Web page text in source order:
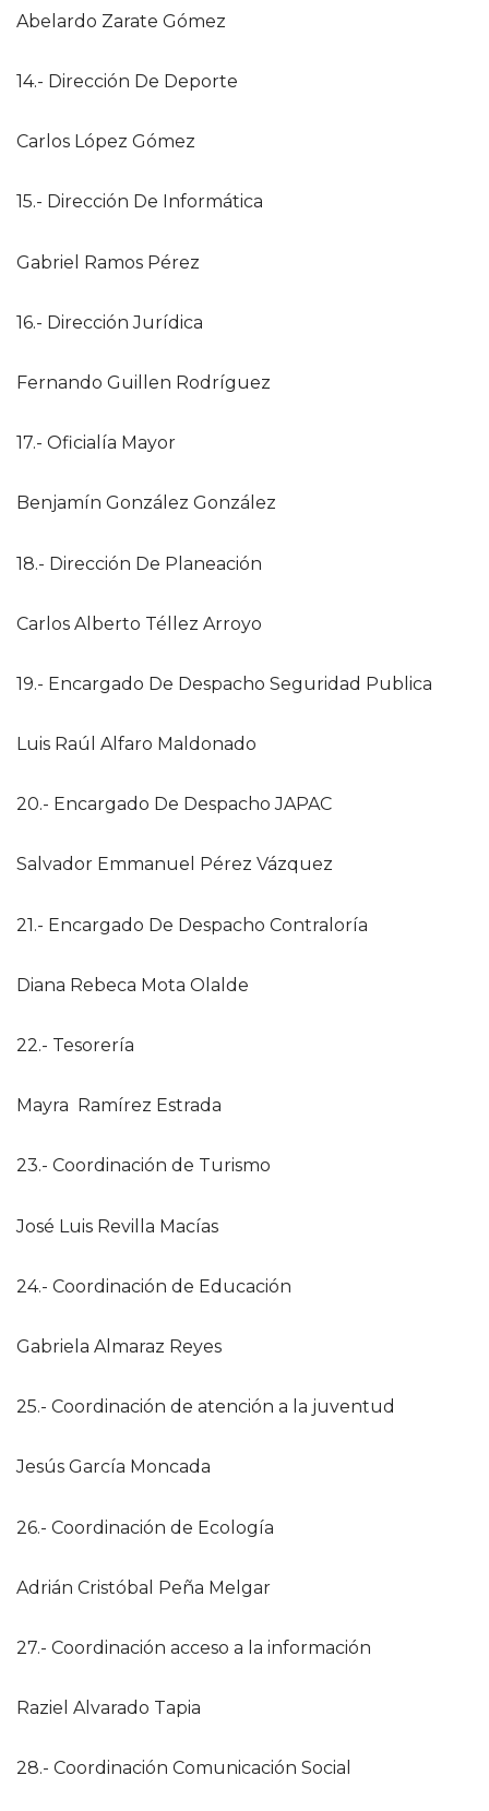
Abelardo Zarate Gómez
14.- Dirección De Deporte
Carlos López Gómez
15.- Dirección De Informática
Gabriel Ramos Pérez
16.- Dirección Jurídica
Fernando Guillen Rodríguez
17.- Oficialía Mayor
Benjamín González González
18.- Dirección De Planeación
Carlos Alberto Téllez Arroyo
19.- Encargado De Despacho Seguridad Publica
Luis Raúl Alfaro Maldonado
20.- Encargado De Despacho JAPAC
Salvador Emmanuel Pérez Vázquez
21.- Encargado De Despacho Contraloría
Diana Rebeca Mota Olalde
22.- Tesorería
Mayra Ramírez Estrada
23.- Coordinación de Turismo
José Luis Revilla Macías
24.- Coordinación de Educación
Gabriela Almaraz Reyes
25.- Coordinación de atención a la juventud
Jesús García Moncada
26.- Coordinación de Ecología
Adrián Cristóbal Peña Melgar
27.- Coordinación acceso a la información
Raziel Alvarado Tapia
28.- Coordinación Comunicación Social